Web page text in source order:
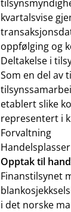
kvartalsvise
oppfølging og
Deltakelse i
Som en del av
etablert slike
representert i
Forvaltning
Handelsplasser
Opptak til
Finanstilsynet
i det norske